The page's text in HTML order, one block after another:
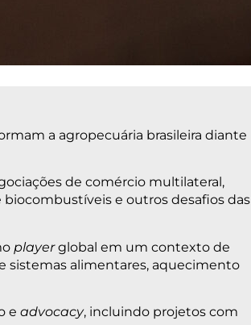
a agropecuária brasileira diante
de comércio multilateral,
e outros desafios das
playerglobal em um contexto de
sistemas alimentares, aquecimento
e advocacy, incluindo projetos com